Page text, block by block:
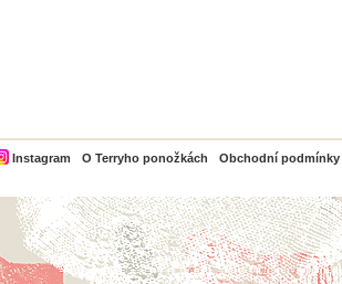
Instagram O Terryho ponožkách Obchodní podmínky
PayPal